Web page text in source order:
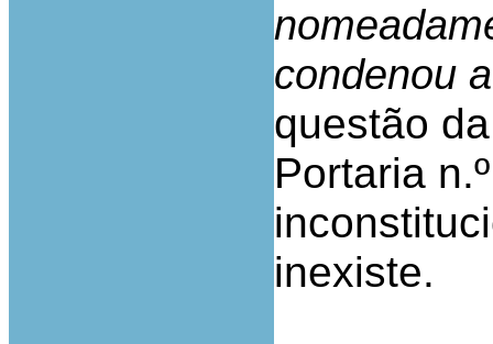
questão
Portaria
inexiste.